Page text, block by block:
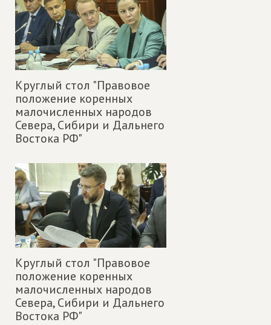
Круглый стол "Правовое
положение коренных
малочисленных народов
Севера, Сибири и Дальнего
Востока РФ"
Круглый стол "Правовое
положение коренных
малочисленных народов
Севера, Сибири и Дальнего
Востока РФ"